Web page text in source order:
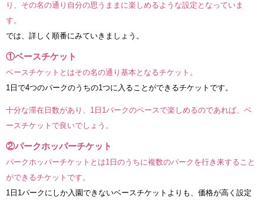
り、その名の通り自分の思うままに楽しめるような設定となっていま
す。
では、詳しく順番にみていきましょう。
①ベースチケット
ベースチケットとはその名の通り基本となるチケット。
1日で4つのパークのうちの1つに入ることができるチケットです。
十分な滞在日数があり、1日1パークのペースで楽しめるのであれば、ベ
ースチケットで良いでしょう。
②パークホッパーチケット
パークホッパーチケットとは1日のうちに複数のパークを行き来すること
ができるチケットです。
1日1パークにしか入園できないベースチケットよりも、価格が高く設定